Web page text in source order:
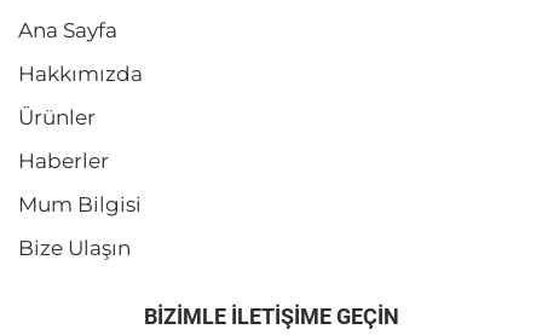
Ana Sayfa
Hakkımızda
Ürünler
Haberler
Mum Bilgisi
Bize Ulaşın
BİZİMLE İLETİŞİME GEÇİN